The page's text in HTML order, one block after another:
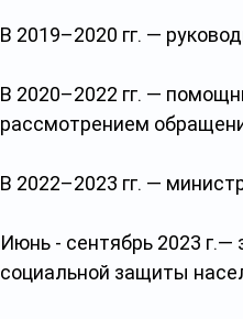
В 2019–2020 гг. —
В 2020–2022 гг. —
рассмотрением
В 2022–2023 гг. —
Июнь - сентябрь 2023
социальной защиты